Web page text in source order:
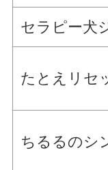
セラピー犬
たとえリセ
ちるるのシ